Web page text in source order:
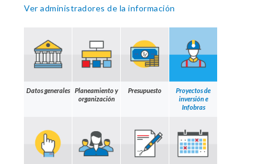
Ver administradores de la información
Datos generales
Planeamiento y
organización
Presupuesto
Proyectos de
inversión e
Infobras